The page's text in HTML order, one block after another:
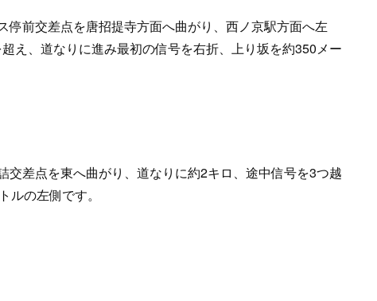
停前交差点を唐招提寺方面へ曲がり、西ノ京駅方面へ左
え、道なりに進み最初の信号を右折、上り坂を約350メー
交差点を東へ曲がり、道なりに約2キロ、途中信号を3つ越
ルの左側です。